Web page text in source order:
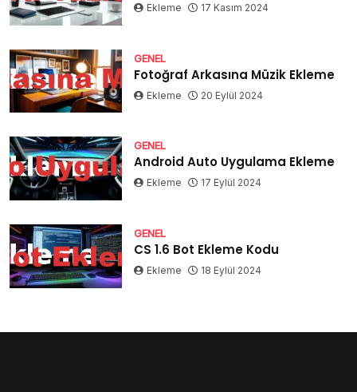
Ekleme 17 Kasım 2024
GENEL
Fotoğraf Arkasına Müzik Ekleme
Ekleme 20 Eylül 2024
GENEL
Android Auto Uygulama Ekleme
Ekleme 17 Eylül 2024
GENEL
CS 1.6 Bot Ekleme Kodu
Ekleme 18 Eylül 2024